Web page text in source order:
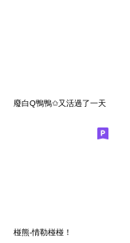
廢白Q鴨鴨✩又活過了一天
椪熊-情勒椪椪！